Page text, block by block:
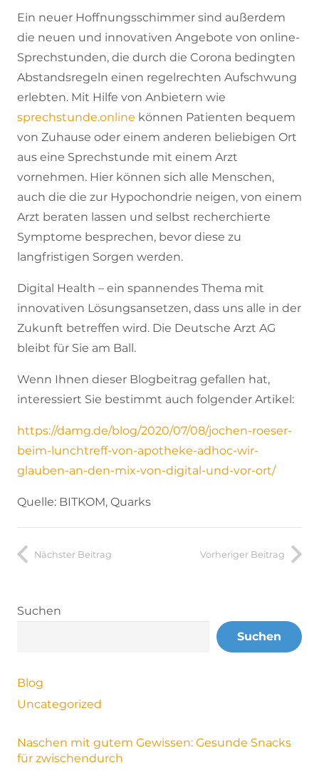
Ein neuer Hoffnungsschimmer sind außerdem
die neuen und innovativen Angebote von online-
Sprechstunden, die durch die Corona bedingten
Abstandsregeln einen regelrechten Aufschwung
erlebten. Mit Hilfe von Anbietern wie
sprechstunde.online können Patienten bequem
von Zuhause oder einem anderen beliebigen Ort
aus eine Sprechstunde mit einem Arzt
vornehmen. Hier können sich alle Menschen,
auch die die zur Hypochondrie neigen, von einem
Arzt beraten lassen und selbst recherchierte
Symptome besprechen, bevor diese zu
langfristigen Sorgen werden.
Digital Health – ein spannendes Thema mit
innovativen Lösungsansetzen, dass uns alle in der
Zukunft betreffen wird. Die Deutsche Arzt AG
bleibt für Sie am Ball.
Wenn Ihnen dieser Blogbeitrag gefallen hat,
interessiert Sie bestimmt auch folgender Artikel:
https://damg.de/blog/2020/07/08/jochen-roeser-
beim-lunchtreff-von-apotheke-adhoc-wir-
glauben-an-den-mix-von-digital-und-vor-ort/
Quelle: BITKOM, Quarks
Nächster Beitrag Vorheriger Beitrag
Suchen
Suchen
Blog
Uncategorized
Naschen mit gutem Gewissen: Gesunde Snacks
für zwischendurch